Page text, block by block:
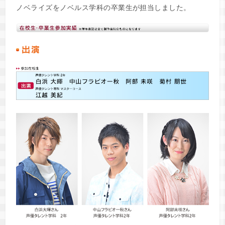
ノベライズをノベルス学科の卒業生が担当しました。